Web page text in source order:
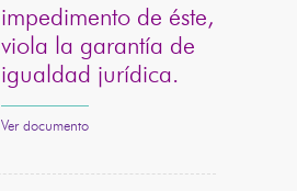
impedimento de éste,
viola la garantía de
igualdad jurídica.
Ver documento